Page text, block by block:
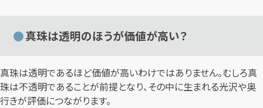
真珠は透明のほうが価値が高い？
真珠は透明であるほど価値が高いわけではありません。むしろ真
珠は不透明であることが前提となり、その中に生まれる光沢や奥
行きが評価につながります。